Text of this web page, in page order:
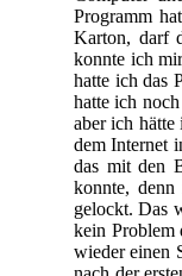
Programm
Karton, darf
konnte ich
hatte ich das
hatte ich
aber ich hätte
dem Internet
das mit den
konnte,
gelockt. Das
kein Problem
wieder einen